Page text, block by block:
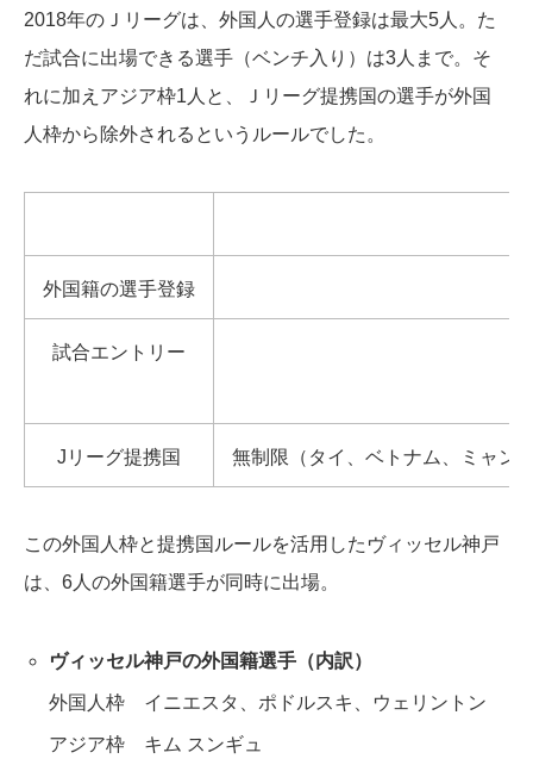
2018年のＪリーグは、外国人の選手登録は最大5人。た
だ試合に出場できる選手（ベンチ入り）は3人まで。そ
れに加えアジア枠1人と、Ｊリーグ提携国の選手が外国
人枠から除外されるというルールでした。
外国籍の選手登録
試合エントリー
Jリーグ提携国 無制限（タイ、ベトナム、ミャン
この外国人枠と提携国ルールを活用したヴィッセル神戸
は、6人の外国籍選手が同時に出場。
ヴィッセル神戸の外国籍選手（内訳）
外国人枠 イニエスタ、ポドルスキ、ウェリントン
アジア枠 キム スンギュ